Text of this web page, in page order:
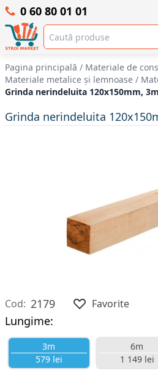
0 60 80 01 01
Pagina principală / Materiale de
Materiale metalice și lemnoase /
Grinda nerindeluita 120x150mm, 3m
Grinda nerindeluita
Cod: 2179 Favorite
Lungime:
3m
579 lei
6m
1 149 lei